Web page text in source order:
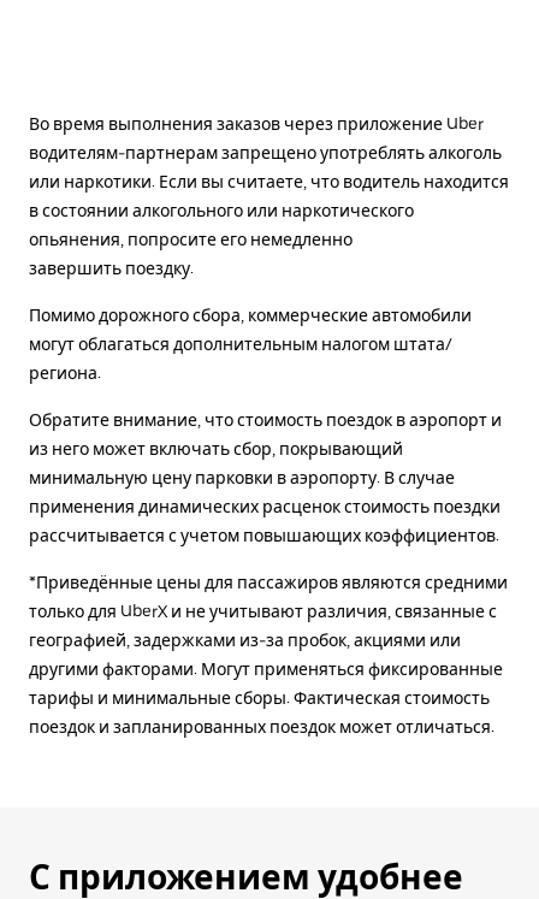
Во время выполнения заказов через приложение Uber
водителям-партнерам запрещено употреблять алкоголь
или наркотики. Если вы считаете, что водитель находится
в состоянии алкогольного или наркотического
опьянения, попросите его немедленно
завершить поездку.
Помимо дорожного сбора, коммерческие автомобили
могут облагаться дополнительным налогом штата/
региона.
Обратите внимание, что стоимость поездок в аэропорт и
из него может включать сбор, покрывающий
минимальную цену парковки в аэропорту. В случае
применения динамических расценок стоимость поездки
рассчитывается с учетом повышающих коэффициентов.
*Приведённые цены для пассажиров являются средними
только для UberX и не учитывают различия, связанные с
географией, задержками из-за пробок, акциями или
другими факторами. Могут применяться фиксированные
тарифы и минимальные сборы. Фактическая стоимость
поездок и запланированных поездок может отличаться.
С приложением удобнее